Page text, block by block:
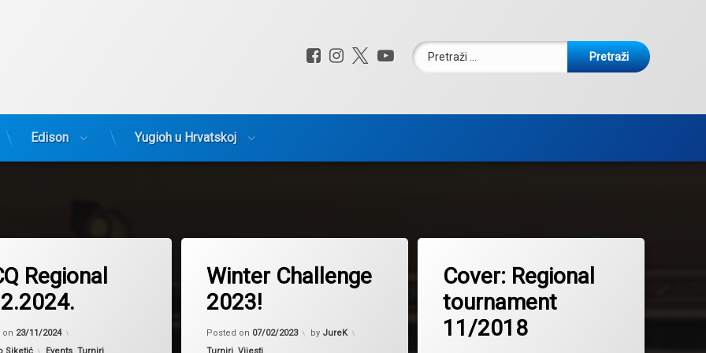
Facebook
Instagram
X.com
YouTube
Pretraži:
Edison Yugioh u Hrvatskoj
Regional
on 23/11/2024
Kategorije:
Winter Challenge
2023!
Posted on 07/02/2023
Updated on
by JureK
Kategorije:
event
Regional tournament
Yugioh
Cover: Regional
tournament
11/2018